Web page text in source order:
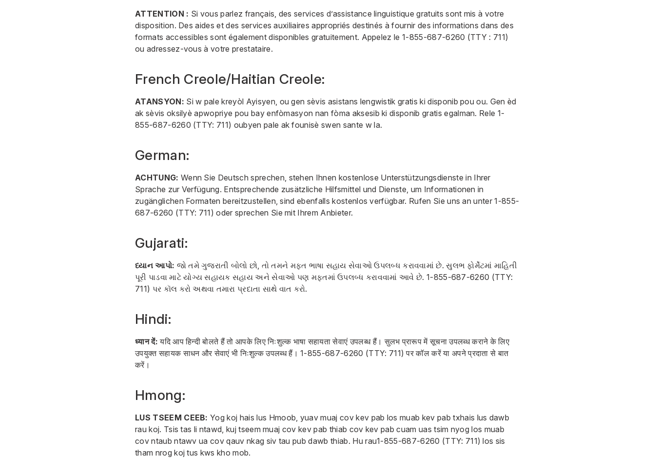
ATTENTION : Si vous parlez français, des services d’assistance linguistique gratuits sont mis à votre
disposition. Des aides et des services auxiliaires appropriés destinés à fournir des informations dans des
formats accessibles sont également disponibles gratuitement. Appelez le1-855-687-6260 (TTY : 711)
ou adressez-vous à votre prestataire.
French Creole/Haitian Creole:
ATANSYON: Si w pale kreyòl Ayisyen, ou gen sèvis asistans lengwistik gratis ki disponib pou ou. Gen èd
ak sèvis oksilyè apwopriye pou bay enfòmasyon nan fòma aksesib ki disponib gratis egalman. Rele 1-
855-687-6260 (TTY: 711) oubyen pale ak founisè swen sante w la.
German:
ACHTUNG: Wenn Sie Deutsch sprechen, stehen Ihnen kostenlose Unterstützungsdienste in Ihrer
Sprache zur Verfügung. Entsprechende zusätzliche Hilfsmittel und Dienste, um Informationen in
zugänglichen Formaten bereitzustellen, sind ebenfalls kostenlos verfügbar. Rufen Sie uns an unter1-855-
687-6260 (TTY: 711) oder sprechen Sie mit Ihrem Anbieter.
Gujarati:
ધ્યાન આપો: જો તમે ગુજરાતી બોલો છો, તો તમને મફત ભાષા સહાય સેવાઓ ઉપલબ્ધ કરાવવામાં છે. સુલભ ફોર્મેટમાં માહિતી
પૂરી પાડવા માટે યોગ્ય સહાયક સહાય અને સેવાઓ પણ મફતમાં ઉપલબ્ધ કરાવવામાં આવે છે. 1-855-687-6260 (TTY:
711) પર કૉલ કરો અથવા તમારા પ્રદાતા સાથે વાત કરો.
Hindi:
ध्यान दें:यदि आप हिन्दी बोलते हैं तो आपके लिए निःशुल्क भाषा सहायता सेवाएं उपलब्ध हैं। सुलभ प्रारूप में सूचना उपलब्ध कराने के लिए
उपयुक्त सहायक साधन और सेवाएं भी निःशुल्क उपलब्ध हैं।1-855-687-6260 (TTY: 711) पर कॉल करें या अपने प्रदाता से बात
करें।
Hmong:
LUS TSEEM CEEB:Yog koj hais lus Hmoob, yuav muaj cov kev pab los muab kev pab txhais lus dawb
rau koj. Tsis tas li ntawd, kuj tseem muaj cov kev pab thiab cov kev pab cuam uas tsim nyog los muab
cov ntaub ntawv ua cov qauv nkag siv tau pub dawb thiab. Hu rau1-855-687-6260 (TTY: 711) los sis
tham nrog koj tus kws kho mob.